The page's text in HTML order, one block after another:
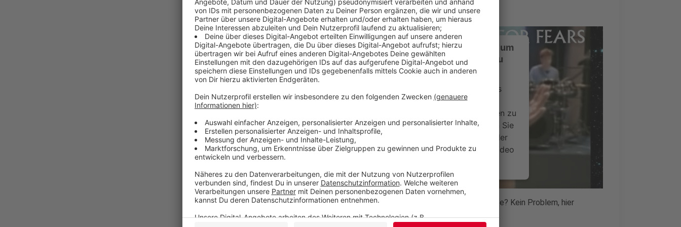
Wir benötigen Ihre Zustimmung, um
den YouTube Video-Service zu
laden!
Wir verwenden einen Service eines
Drittanbieters, um Videoinhalte
einzubetten. Dieser Service kann Daten zu
Ihren Aktivitäten sammeln. Bitte lesen Sie
die Details durch und stimmen Sie der
Nutzung des Service zu, um dieses Video
Mehr Informationen
Ihr wollt den perfekten Soundtrack für euren Urlaub auf der Straße? Kein Problem, hier
bekommt ihr ihn.